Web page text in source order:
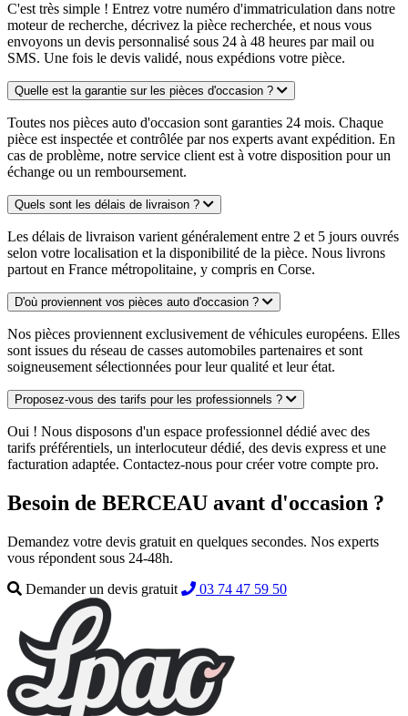
C'est très simple ! Entrez votre numéro d'immatriculation dans notre
moteur de recherche, décrivez la pièce recherchée, et nous vous
envoyons un devis personnalisé sous 24 à 48 heures par mail ou
SMS. Une fois le devis validé, nous expédions votre pièce.
Quelle est la garantie sur les pièces d'occasion ?
Toutes nos pièces auto d'occasion sont garanties 24 mois. Chaque
pièce est inspectée et contrôlée par nos experts avant expédition. En
cas de problème, notre service client est à votre disposition pour un
échange ou un remboursement.
Quels sont les délais de livraison ?
Les délais de livraison varient généralement entre 2 et 5 jours ouvrés
selon votre localisation et la disponibilité de la pièce. Nous livrons
partout en France métropolitaine, y compris en Corse.
D'où proviennent vos pièces auto d'occasion ?
Nos pièces proviennent exclusivement de véhicules européens. Elles
sont issues du réseau de casses automobiles partenaires et sont
soigneusement sélectionnées pour leur qualité et leur état.
Proposez-vous des tarifs pour les professionnels ?
Oui ! Nous disposons d'un espace professionnel dédié avec des
tarifs préférentiels, un interlocuteur dédié, des devis express et une
facturation adaptée. Contactez-nous pour créer votre compte pro.
Besoin de BERCEAU avant d'occasion ?
Demandez votre devis gratuit en quelques secondes. Nos experts
vous répondent sous 24-48h.
Demander un devis gratuit
03 74 47 59 50